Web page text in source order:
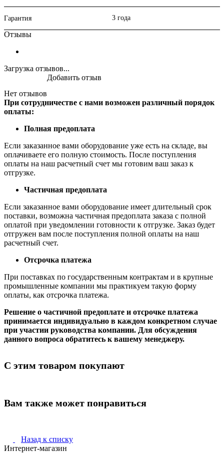
Гарантия 3 года
Отзывы
Загрузка отзывов...
Нет отзывов
Добавить отзыв
При сотрудничестве с нами возможен различный порядок
оплаты:
Полная предоплата
Если заказанное вами оборудование уже есть на складе, вы
оплачиваете его полную стоимость. После поступления
оплаты на наш расчетный счет мы готовим ваш заказ к
отгрузке.
Частичная предоплата
Если заказанное вами оборудование имеет длительный срок
поставки, возможна частичная предоплата заказа с полной
оплатой при уведомлении готовности к отгрузке. Заказ будет
отгружен вам после поступления полной оплаты на наш
расчетный счет.
Отсрочка платежа
При поставках по государственным контрактам и в крупные
промышленные компании мы практикуем такую форму
оплаты, как отсрочка платежа.
Решение о частичной предоплате и отсрочке платежа
принимается индивидуально в каждом конкретном случае
при участии руководства компании. Для обсуждения
данного вопроса обратитесь к вашему менеджеру.
С этим товаром покупают
Вам также может понравиться
Назад к списку
Интернет-магазин